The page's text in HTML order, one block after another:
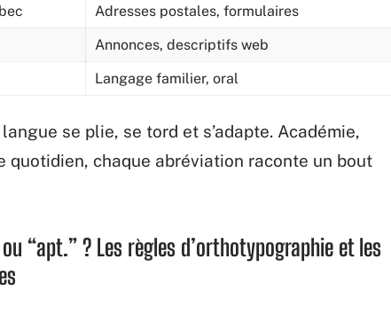
Adresses postales, formulaires
Annonces, descriptifs web
Langage familier, oral
se plie, se tord et s’adapte. Académie,
quotidien, chaque abréviation raconte un bout
“apt.” ? Les règles d’orthotypographie et les